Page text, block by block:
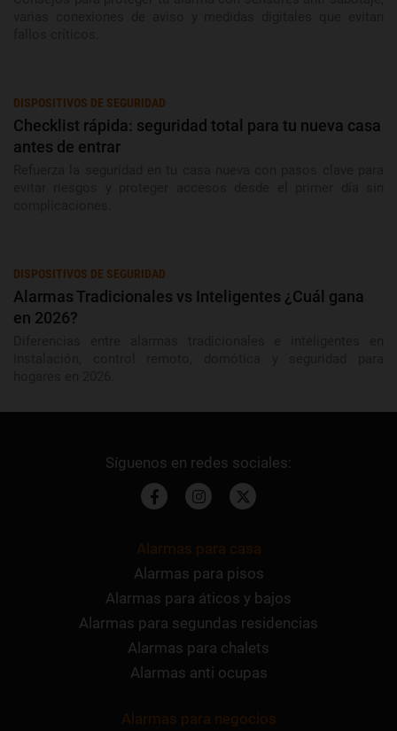
DISPOSITIVOS DE SEGURIDAD
Checklist rápida: seguridad total para tu nueva casa
antes de entrar
DISPOSITIVOS DE SEGURIDAD
Alarmas Tradicionales vs Inteligentes ¿Cuál gana
en 2026?
Alarmas para casa
Alarmas para pisos
Alarmas para áticos y bajos
Alarmas para segundas residencias
Alarmas para chalets
Alarmas anti ocupas
Alarmas para negocios